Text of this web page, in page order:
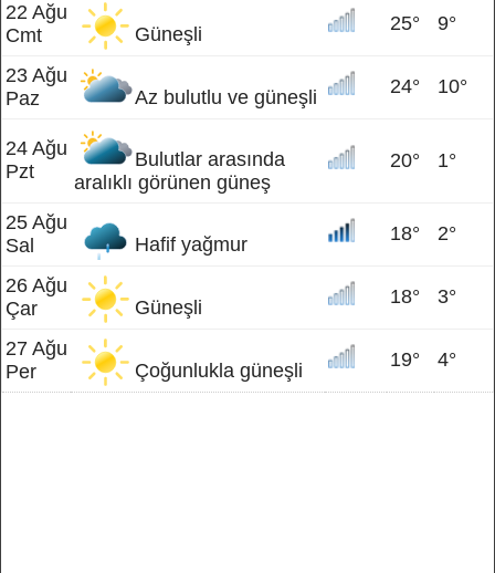
22 Ağu
Cmt
Güneşli 25° 9°
23 Ağu
Paz
Az bulutlu ve güneşli 24° 10°
24 Ağu
Pzt
Bulutlar arasında
aralıklı görünen güneş
20° 1°
25 Ağu
Sal
Hafif yağmur 18° 2°
26 Ağu
Çar
Güneşli 18° 3°
27 Ağu
Per
Çoğunlukla güneşli 19° 4°